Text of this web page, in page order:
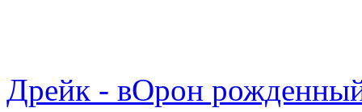
Дрейк - вОрон